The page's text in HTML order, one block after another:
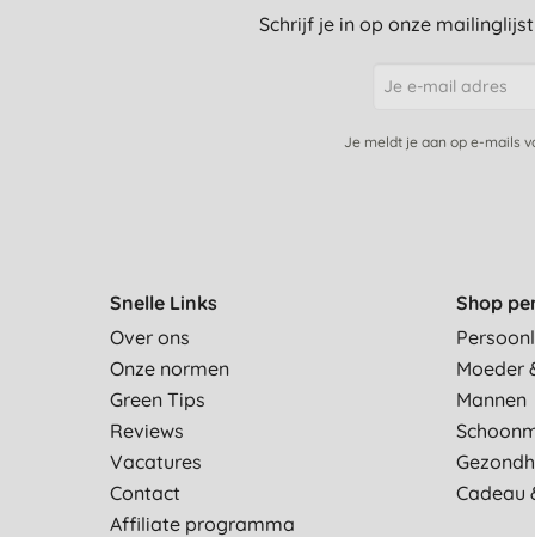
Schrijf je in op onze
Je meldt je aan op e-mails
Snelle Links
Over ons
Onze normen
Green Tips
Reviews
Vacatures
Contact
Affiliate programma
Shop
Moeder
Mannen
Cadeau